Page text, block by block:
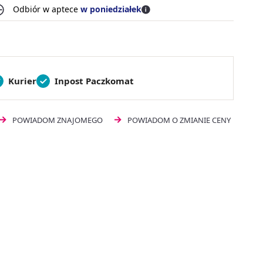
Odbiór w aptece w poniedziałek
Kurier Inpost Paczkomat
POWIADOM ZNAJOMEGO POWIADOM O ZMIANIE CENY